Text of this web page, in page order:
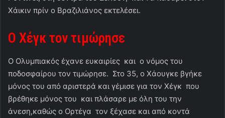
Χάικιν πρίν ο Βραζιλιάνος εκτελέσει.
Ο Χέγκ τον τιμώρησε
Ο Ολυμπιακός έχανε ευκαιρίες και ο νόμος του
ποδοσφαίρου τον τιμώρησε. Στο 35, ο Χάουγκε βγήκε
μόνος του από αριστερά και γέμισε για τον Χέγκ που
βρέθηκε μόνος του και πλάσαρε με όλη του την
άνεση,καθώς ο Ορτέγα τον ξέχασε και από κοντά